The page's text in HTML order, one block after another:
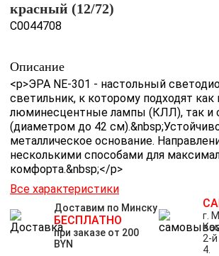
красный (12/72)
C0044708
Описание
<p>ЭРА NE-301 - настольный
светильник, к которому подходят
люминесцентные лампы (КЛЛ), так и
(диаметром до 42
металлическое основание.
несколькими способами для
комфорта.&nbsp;</p>
Все характеристики
Доставим по Минску
БЕСПЛАТНО
при заказе от 200
BYN
г.
2-
4.